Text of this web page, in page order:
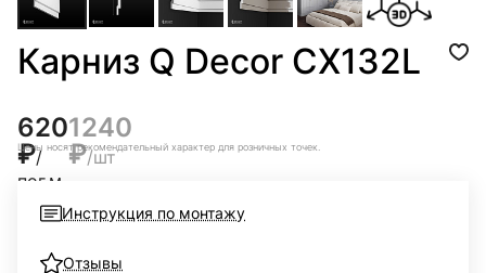
Карниз Q Decor CX132L
620
₽/
пог.м
1240
₽/шт
носят
розничных
Цены носят рекомендательный характер для розничных точек.
Инструкция по монтажу
Отзывы